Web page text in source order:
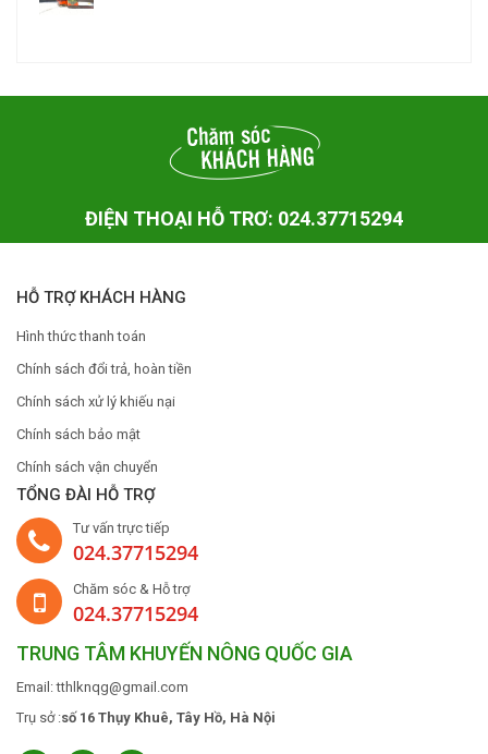
ĐIỆN THOẠI HỖ TRƠ: 024.37715294
HỖ TRỢ KHÁCH HÀNG
Hình thức thanh toán
Chính sách đổi trả, hoàn tiền
Chính sách xử lý khiếu nại
Chính sách bảo mật
Chính sách vận chuyển
TỔNG ĐÀI HỖ TRỢ
Tư vấn trực tiếp
024.37715294
Chăm sóc & Hỗ trợ
024.37715294
TRUNG TÂM KHUYẾN NÔNG QUỐC GIA
Email: tthlknqg@gmail.com
Trụ sở :số 16 Thụy Khuê, Tây Hồ, Hà Nội